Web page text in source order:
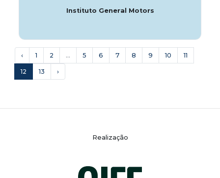
Instituto General Motors
‹ 1 2 ... 5 6 7 8 9 10 11
12 13 ›
Realização